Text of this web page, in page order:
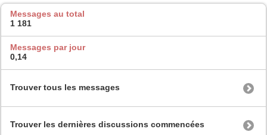
Messages au total
1 181
Messages par jour
0,14
Trouver tous les messages
Trouver les dernières discussions commencées